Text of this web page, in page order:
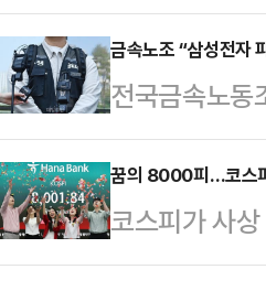
러 가지를 고
새마을운동중
난주 금요일
이제 매일 같
판했다.송 공
조'로 옮겨가
실상 40조원
노조는 "제도
따르면 삼성
회사 측은 "중
대화를 요청
를 공식 요…
금속노조 “삼성전자
전국금속노동
발동할 경우
부가 직권으
것”이라며 “
조는 삼성전
꿈의 8000피…코스
코스피가 사
스피지수는